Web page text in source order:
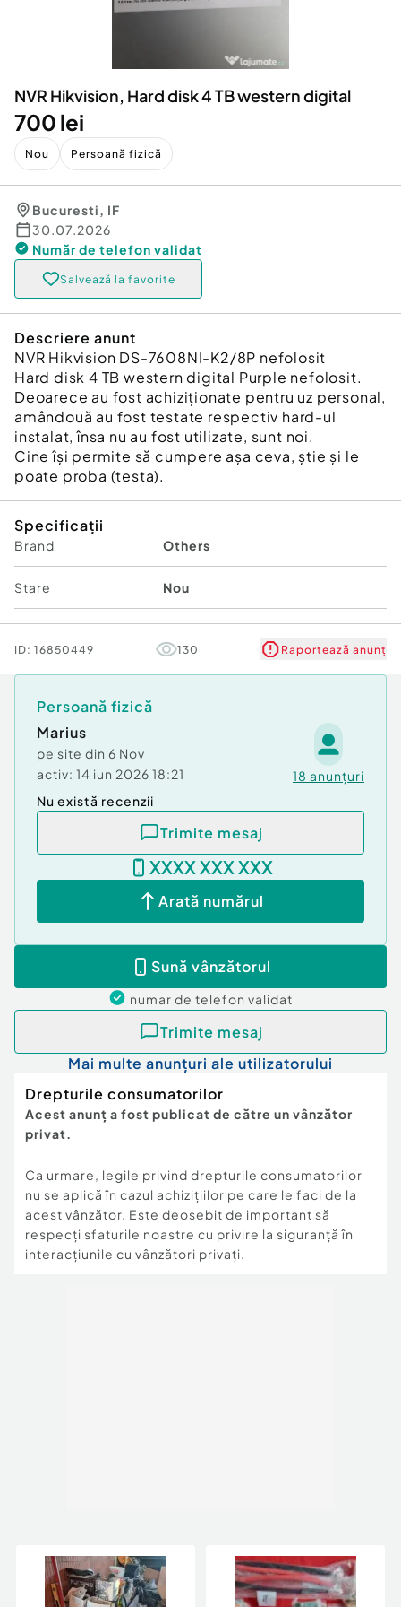
Afaceri și echipamente profesionale
Inchiriere Bunuri si Vehicule
Utilaje agricole si industriale
NVR Hikvision, Hard disk 4 TB western digital
700 lei
Nou Persoană fizică
Bucuresti, IF
30.07.2026
Număr de telefon validat
Salvează la favorite
Descriere anunt
NVR Hikvision DS-7608NI-K2/8P nefolosit
Hard disk 4 TB western digital Purple nefolosit.
Deoarece au fost achiziționate pentru uz personal,
amândouă au fost testate respectiv hard-ul
instalat, însa nu au fost utilizate, sunt noi.
Cine își permite să cumpere așa ceva, știe și le
poate proba (testa).
Specificații
Brand Others
Stare Nou
ID: 16850449 130 Raportează anunț
Persoană fizică
Marius
pe site din 6 Nov
activ: 14 iun 2026 18:21 18 anunțuri
Nu există recenzii
Trimite mesaj
XXXX XXX XXX
Arată numărul
Sună vânzătorul
numar de telefon validat
Trimite mesaj
Mai multe anunțuri ale utilizatorului
Drepturile consumatorilor
Acest anunț a fost publicat de către un vânzător
privat.
Ca urmare, legile privind drepturile consumatorilor
nu se aplică în cazul achizițiilor pe care le faci de la
acest vânzător. Este deosebit de important să
respecți sfaturile noastre cu privire la siguranță în
interacțiunile cu vânzători privați.